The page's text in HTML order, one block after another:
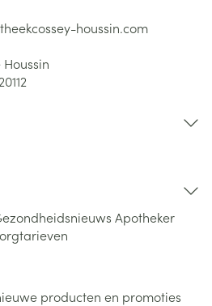
houssin.com
Apotheker
producten en promoties